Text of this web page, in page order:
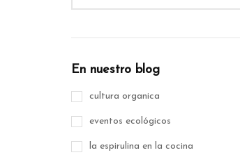
En nuestro blog
cultura organica
eventos ecológicos
la espirulina en la cocina